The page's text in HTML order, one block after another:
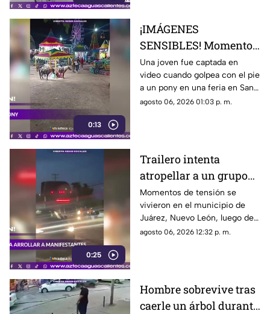
0:13
¡IMÁGENES
SENSIBLES! Momento
en el que mujer golpea
a un pony durante una
feria
Una joven fue captada en
video cuando golpea con el pie
a un pony en una feria en San
Luis Potosí; el hecho ha
agosto 06, 2026 01:03 p. m.
0:25
Trailero intenta
atropellar a un grupo
de personas y choca
varios vehículos
Momentos de tensión se
vivieron en el municipio de
Juárez, Nuevo León, luego de
que un trailero presuntamente
agosto 06, 2026 12:32 p. m.
Hombre sobrevive tras
caerle un árbol durante